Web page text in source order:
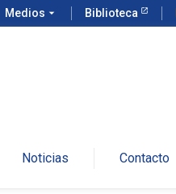
Medios arrow_drop_down Biblioteca
Noticias Contacto